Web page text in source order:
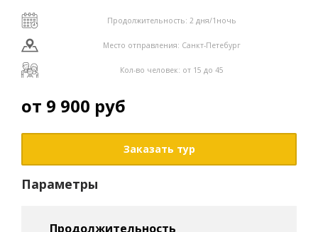
Продолжительность: 2 дня/1ночь
Место отправления: Санкт-Петебург
Кол-во человек: от 15 до 45
от 9 900 руб
Заказать тур
Параметры
Продолжительность